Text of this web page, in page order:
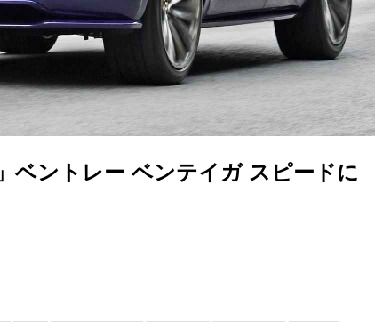
ベントレー ベンテイガ スピードに